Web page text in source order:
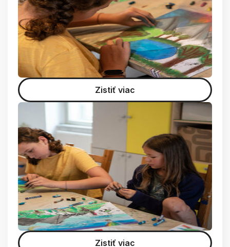
Zistiť viac
Zistiť viac